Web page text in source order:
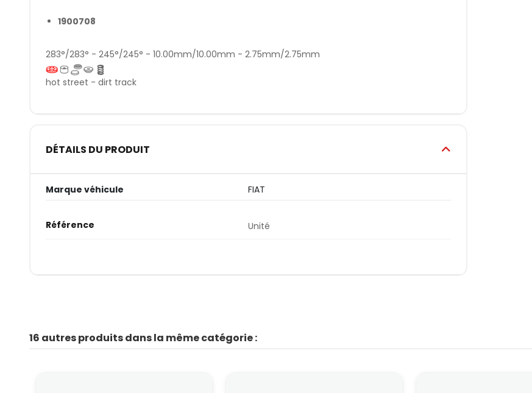
1900708
283°/283° - 245°/245° - 10.00mm/10.00mm - 2.75mm/2.75mm
hot street - dirt track
DÉTAILS DU PRODUIT
Marque véhicule FIAT
Référence Unité
16 autres produits dans la même catégorie :